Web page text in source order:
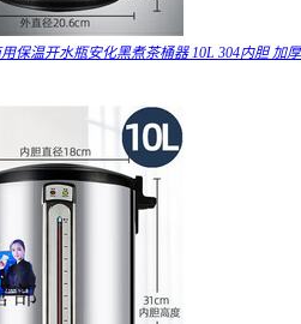
保温开水瓶安化黑煮茶桶器 10L 304内胆 加厚